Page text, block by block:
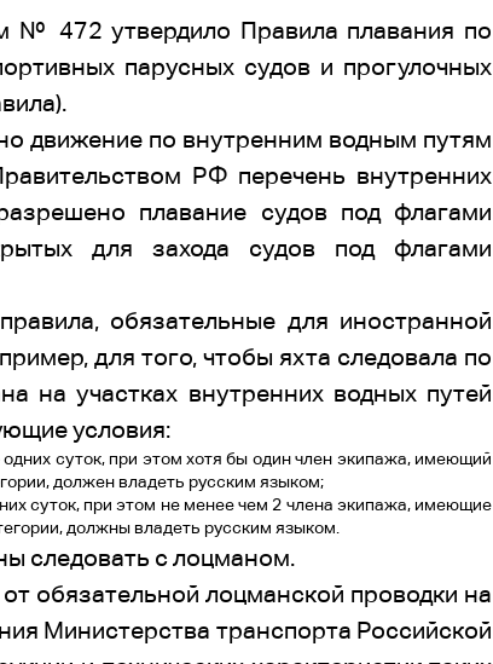
№ 472 утвердило Правила плавания по
парусных судов и прогулочных
движение по внутренним водным путям
РФ перечень внутренних
плавание судов под флагами
для захода судов под флагами
обязательные для иностранной
для того, чтобы яхта следовала по
на участках внутренних водных путей
условия:
суток, при этом хотя бы один член экипажа, имеющий
должен владеть русским языком;
суток, при этом не менее чем 2 члена экипажа, имеющие
должны владеть русским языком.
следовать с лоцманом.
обязательной лоцманской проводки на
Министерства транспорта Российской